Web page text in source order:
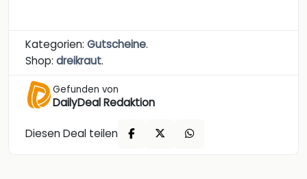
Kategorien: Gutscheine.
Shop: dreikraut.
Gefunden von
DailyDeal Redaktion
Diesen Deal teilen